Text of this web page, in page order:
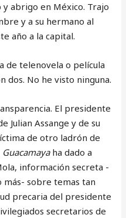
abrigo en México. Trajo
y a su hermano al
año a la capital.
de telenovela o película
dos. No he visto ninguna.
El presidente
Julian Assange y de su
de otro ladrón de
Guacamayaha dado a
información secreta -
más- sobre temas tan
precaria del presidente
secretarios de